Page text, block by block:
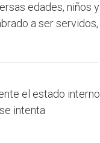
edades, niños y
a ser servidos,
el estado interno
intenta